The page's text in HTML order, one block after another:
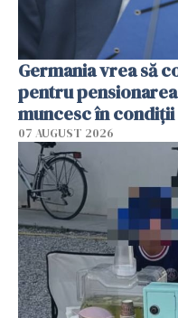
Germania vrea să
pentru
muncesc în
07 AUGUST 2026